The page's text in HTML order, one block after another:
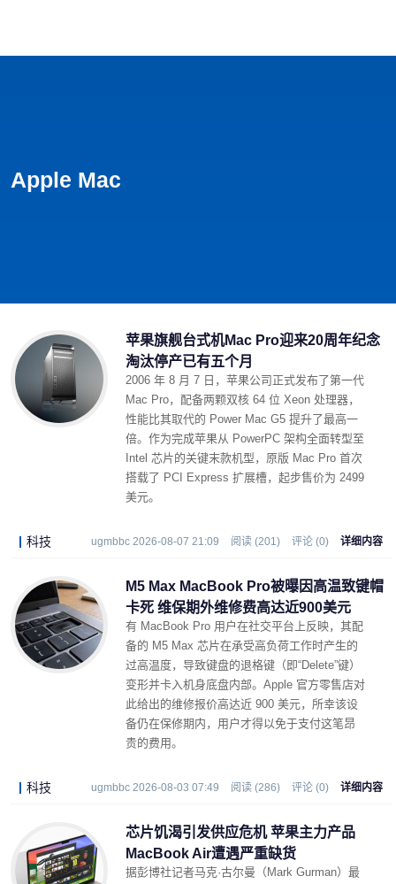
Apple Mac
苹果旗舰台式机Mac Pro迎来20周年纪念
淘汰停产已有五个月
2006 年 8 月 7 日，苹果公司正式发布了第一代
Mac Pro，配备两颗双核 64 位 Xeon 处理器，
性能比其取代的 Power Mac G5 提升了最高一
倍。作为完成苹果从 PowerPC 架构全面转型至
Intel 芯片的关键末款机型，原版 Mac Pro 首次
搭载了 PCI Express 扩展槽，起步售价为 2499
美元。
科技 ugmbbc 2026-08-07 21:09 阅读 (201) 评论 (0) 详细内容
M5 Max MacBook Pro被曝因高温致键帽
卡死 维保期外维修费高达近900美元
有 MacBook Pro 用户在社交平台上反映，其配
备的 M5 Max 芯片在承受高负荷工作时产生的
过高温度，导致键盘的退格键（即“Delete”键）
变形并卡入机身底盘内部。Apple 官方零售店对
此给出的维修报价高达近 900 美元，所幸该设
备仍在保修期内，用户才得以免于支付这笔昂
贵的费用。
科技 ugmbbc 2026-08-03 07:49 阅读 (286) 评论 (0) 详细内容
芯片饥渴引发供应危机 苹果主力产品
MacBook Air遭遇严重缺货
据彭博社记者马克·古尔曼（Mark Gurman）最